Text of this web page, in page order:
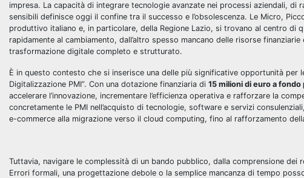
impresa. La capacità di integrare tecnologie avanzate nei processi aziendali,
sensibili definisce oggi il confine tra il successo e l’obsolescenza. Le Micro,
produttivo italiano e, in particolare, della Regione Lazio, si trovano al centro di
rapidamente al cambiamento, dall’altro spesso mancano delle risorse
trasformazione digitale completo e strutturato.
È in questo contesto che si inserisce una delle più significative opportunità per
Digitalizzazione PMI”. Con una dotazione finanziaria di 15 milioni di euro a
accelerare l’innovazione, incrementare l’efficienza operativa e rafforzare la
concretamente le PMI nell’acquisto di tecnologie, software e servizi
e-commerce alla migrazione verso il cloud computing, fino al rafforzamento
Tuttavia, navigare le complessità di un bando pubblico, dalla comprensione
Errori formali, una progettazione debole o la semplice mancanza di tempo